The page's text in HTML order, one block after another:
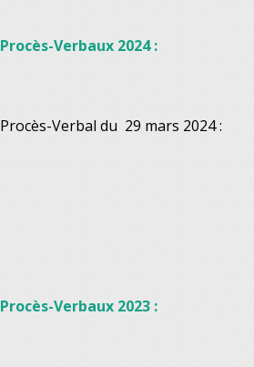
Procès-Verbaux 2024 :
Procès-Verbal du 29 mars 2024 :
Procès-Verbaux 2023 :